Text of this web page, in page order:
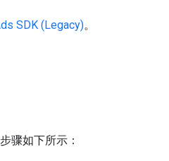
SDK (Legacy)。
骤如下所示：